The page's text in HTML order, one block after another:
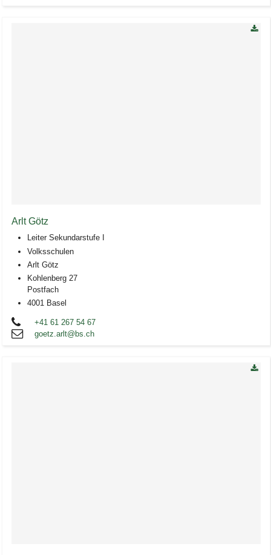
Arlt Götz
Leiter Sekundarstufe I
Volksschulen
Arlt Götz
Kohlenberg 27
Postfach
4001 Basel
+41 61 267 54 67
goetz.arlt@bs.ch